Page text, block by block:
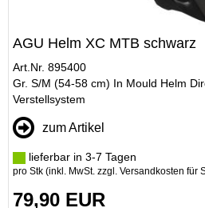
AGU Helm XC MTB schwarz
Art.Nr. 895400
Gr. S/M (54-58 cm) In Mould Helm
Verstellsystem
zum Artikel
lieferbar in 3-7 Tagen
pro Stk (inkl. MwSt. zzgl. Versandkosten für
79,90 EUR